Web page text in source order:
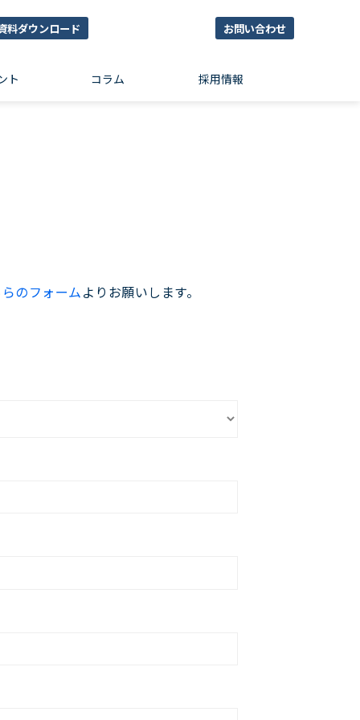
料ダウンロード お問い合わせ
ト コラム 採用情報
のフォームよりお願いします。